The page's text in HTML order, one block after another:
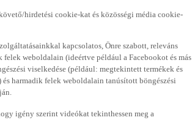
hirdetési cookie-kat és közösségi média cookie-
kapcsolatos, Önre szabott, releváns
weboldalain (ideértve például a Facebookot és más
viselkedése (például: megtekintett termékek és
harmadik felek weboldalain tanúsított böngészési
igény szerint videókat tekinthessen meg a